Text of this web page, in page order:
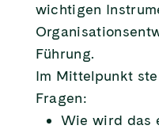
wichtigen
Führung.
Im Mittelpunkt
Fragen:
Wie wird das